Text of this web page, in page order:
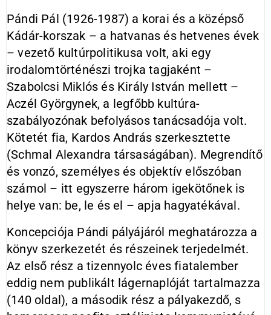
Pándi Pál (1926-1987) a korai és a középső
Kádár-korszak – a hatvanas és hetvenes évek
– vezető kultúrpolitikusa volt, aki egy
irodalomtörténészi trojka tagjaként –
Szabolcsi Miklós és Király István mellett –
Aczél Györgynek, a legfőbb kultúra-
szabályozónak befolyásos tanácsadója volt.
Kötetét fia, Kardos András szerkesztette
(Schmal Alexandra társaságában). Megrendítő
és vonzó, személyes és objektív előszóban
számol – itt egyszerre három igekötőnek is
helye van: be, le és el – apja hagyatékával.
Koncepciója Pándi pályájáról meghatározza a
könyv szerkezetét és részeinek terjedelmét.
Az első rész a tizennyolc éves fiatalember
eddig nem publikált lágernaplóját tartalmazza
(140 oldal), a második rész a pályakezdő, s